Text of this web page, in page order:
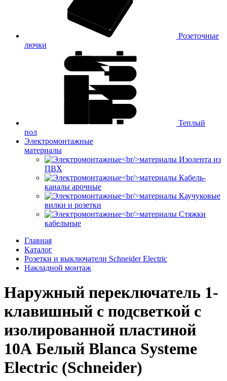
Розеточные
лючки
Теплый
пол
Электромонтажные
материалы
Изолента из
ПВХ
Кабель-
каналы арочные
Каучуковые
вилки и розетки
Стяжки
кабельные
Главная
Каталог
Розетки и выключатели Schneider Electric
Накладной монтаж
Наружный переключатель 1-
клавишный с подсветкой с
изолированной пластиной
10А Белый Blanca Systeme
Electric (Schneider)